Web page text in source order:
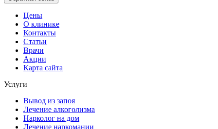
Цены
О клинике
Контакты
Статьи
Врачи
Акции
Карта сайта
Услуги
Вывод из запоя
Лечение алкоголизма
Нарколог на дом
Лечение наркомании